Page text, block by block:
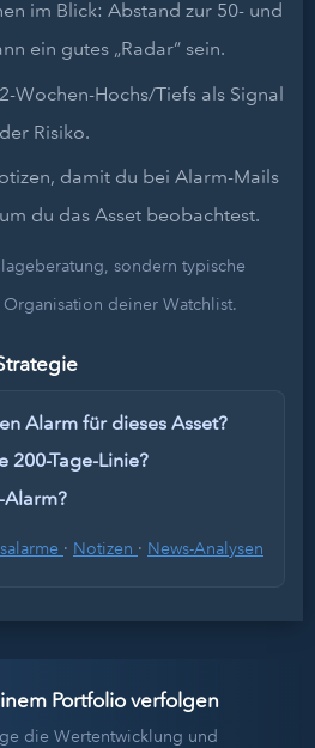
im Blick: Abstand zur 50- und
ein gutes „Radar“ sein.
Wochen-Hochs/Tiefs als Signal
Risiko.
damit du bei Alarm-Mails
du das Asset beobachtest.
sondern typische
deiner Watchlist.
Alarm für dieses Asset?
200-Tage-Linie?
Alarm?
· Notizen · News-Analysen
Portfolio verfolgen
die Wertentwicklung und